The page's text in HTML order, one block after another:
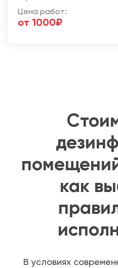
Цена работ:
от 1000₽
как
В условиях